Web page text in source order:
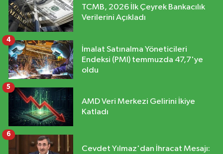
TCMB, 2026 İlk Çeyrek Bankacılık
Verilerini Açıkladı
İmalat Satınalma Yöneticileri
Endeksi (PMI) temmuzda 47,7'ye
oldu
4
AMD Veri Merkezi Gelirini İkiye
Katladı
5
Cevdet Yılmaz'dan İhracat Mesajı:
6